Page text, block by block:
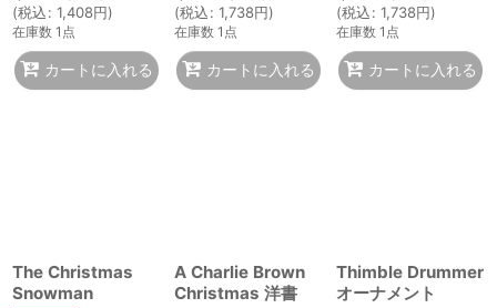
(税込: 1,408円)
在庫数 1点
カートに入れる
(税込: 1,738円)
在庫数 1点
カートに入れる
(税込: 1,738円)
在庫数 1点
カートに入れる
The Christmas
Snowman
A Charlie Brown
Christmas 洋書
Thimble Drummer
オーナメント